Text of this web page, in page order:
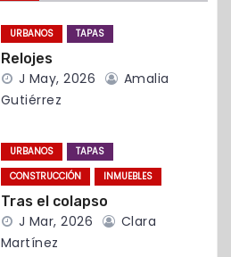
URBANOS TAPAS
Relojes
J May, 2026
Amalia
Gutiérrez
URBANOS
TAPAS
CONSTRUCCIÓN
INMUEBLES
Tras el colapso
J Mar, 2026
Clara
Martínez